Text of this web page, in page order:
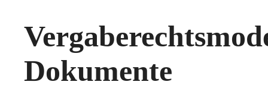
Dokumente